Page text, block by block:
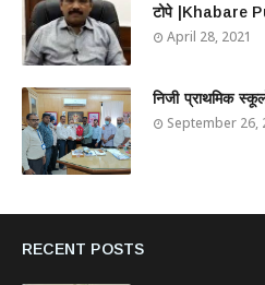
टोपे |Khabare
April 28, 2021
निजी प्राथमिक
September 26,
RECENT POSTS